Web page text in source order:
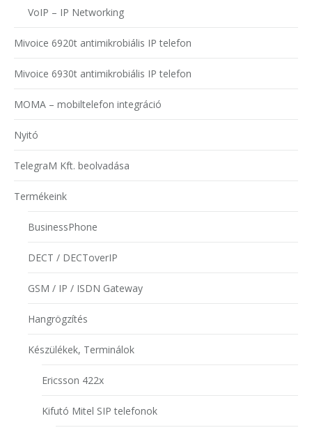
VoIP – IP Networking
Mivoice 6920t antimikrobiális IP telefon
Mivoice 6930t antimikrobiális IP telefon
MOMA – mobiltelefon integráció
Nyitó
TelegraM Kft. beolvadása
Termékeink
BusinessPhone
DECT / DECToverIP
GSM / IP / ISDN Gateway
Hangrögzítés
Készülékek, Terminálok
Ericsson 422x
Kifutó Mitel SIP telefonok